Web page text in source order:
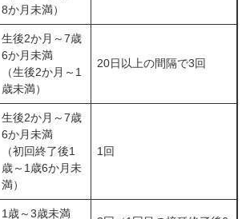
8か月未満）
生後2か月～7歳
6か月未満
（生後2か月～1
歳未満）
20日以上の間隔で3回
生後2か月～7歳
6か月未満
（初回終了後1
歳～1歳6か月未
満）
1回
1歳～3歳未満